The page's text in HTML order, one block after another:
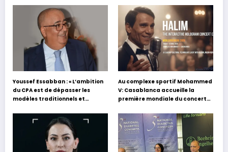
Youssef Essabban : « L’ambition
du CPA est de dépasser les
modèles traditionnels et
s’appuyant sur le partage des
expériences »
Au complexe sportif Mohammed
V: Casablanca accueille la
première mondiale du concert
Hafez